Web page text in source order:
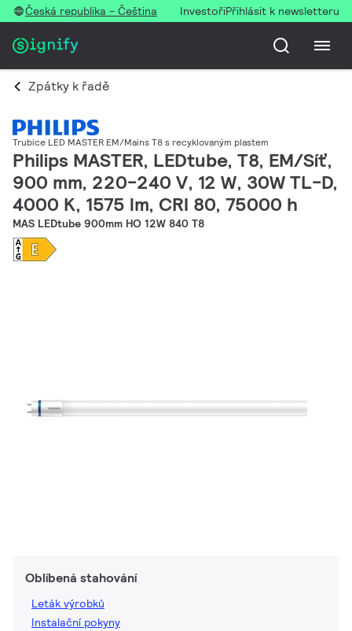
Česká republika - Čeština InvestořiPřihlásit k newsletteru
Zpátky k řadě
Trubice LED MASTER EM/Mains T8 s recyklovaným plastem
Philips MASTER, LEDtube, T8, EM/Síť,
900 mm, 220-240 V, 12 W, 30W TL-D,
4000 K, 1575 lm, CRI 80, 75000 h
MAS LEDtube 900mm HO 12W 840 T8
Oblíbená stahování
Leták výrobků
Instalační pokyny